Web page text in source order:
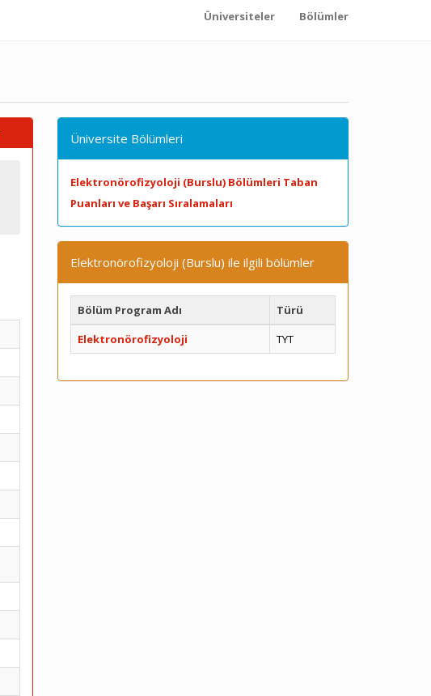
Üniversiteler Bölümler
Üniversite Bölümleri
Elektronörofizyoloji (Burslu) Bölümleri Taban
Puanları ve Başarı Sıralamaları
Elektronörofizyoloji (Burslu) ile ilgili bölümler
Bölüm Program Adı
Türü
Elektronörofizyoloji
TYT